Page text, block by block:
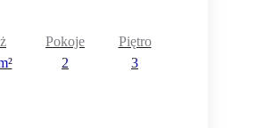
Pokoje
2
Piętro
3